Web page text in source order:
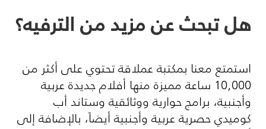
هل تبحث عن مزيد من الترفيه؟
استمتع معنا بمكتبة عملاقة تحتوي على أكثر من
10,000 ساعة مميزة منها أفلام جديدة عربية
وأجنبية، برامج حوارية ووثائقية وستاند أب
كوميدي حصرية عربية وأجنبية أيضاً، بالإضافة إلى